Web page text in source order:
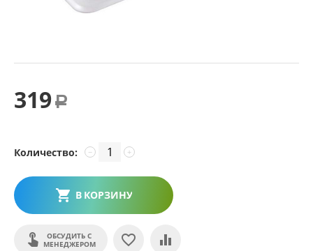
319 Р
Количество: +
−
В КОРЗИНУ
ОБСУДИТЬ С
МЕНЕДЖЕРОМ